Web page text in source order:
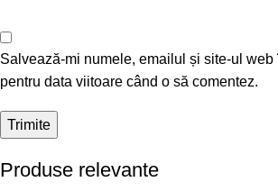
Salvează-mi numele, emailul și site-ul web
pentru data viitoare când o să comentez.
Produse relevante